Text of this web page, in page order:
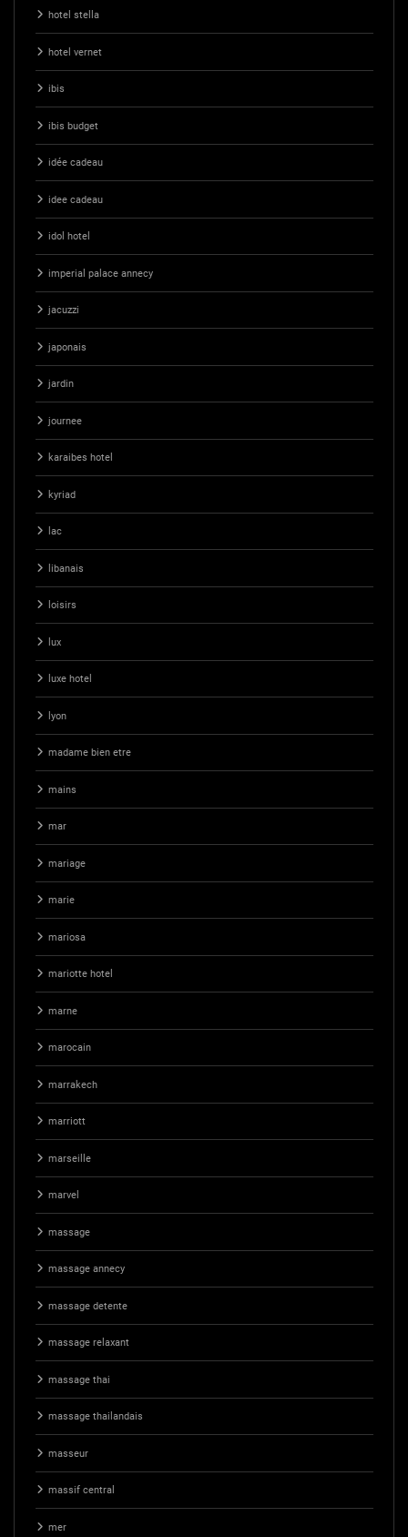
hotel stella
hotel vernet
ibis
ibis budget
idée cadeau
idee cadeau
idol hotel
imperial palace annecy
jacuzzi
japonais
jardin
journee
karaibes hotel
kyriad
lac
libanais
loisirs
lux
luxe hotel
lyon
madame bien etre
mains
mar
mariage
marie
mariosa
mariotte hotel
marne
marocain
marrakech
marriott
marseille
marvel
massage
massage annecy
massage detente
massage relaxant
massage thai
massage thailandais
masseur
massif central
mer